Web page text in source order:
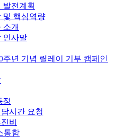
발전계획
및 핵심역량
소개
인사말
주년 기념 릴레이 기부 캠페인
정
시간 요청
비
통함